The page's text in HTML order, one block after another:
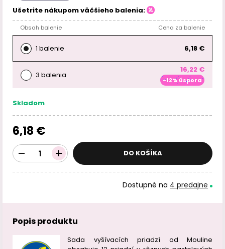
Ušetrite nákupom väčšieho balenia:
Obsah balenie Cena za balenie
1 balenie 6,18 €
3 balenia
16,22 €
-12% úspora
Skladom
6,18 €
DO KOŠÍKA
Dostupné na 4 predajne
Popis produktu
Sada vyšívacích priadzí od Mouline